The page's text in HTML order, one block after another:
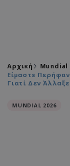
Αρχική Mundial
Είμαστε
Γιατί Δεν
MUNDIAL 2026